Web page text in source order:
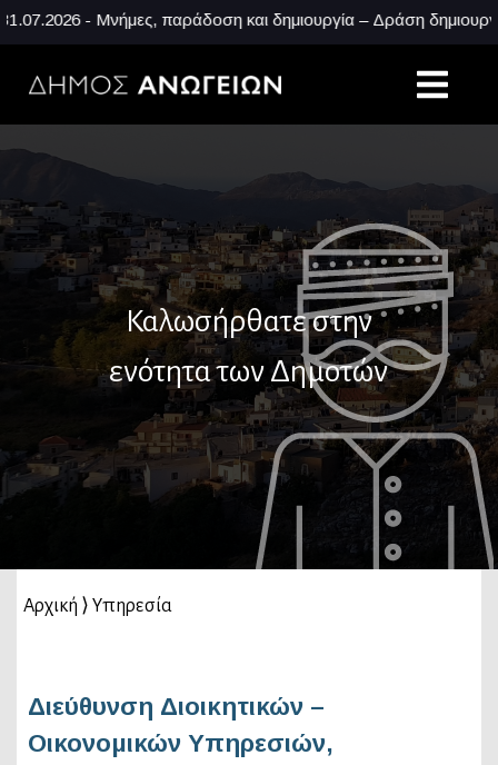
- Μνήμες, παράδοση και δημιουργία – Δράση
Καλωσήρθατε στην
ενότητα των Δημοτών
Αρχική ⟩Υπηρεσία
Διεύθυνση Διοικητικών –
Οικονομικών Υπηρεσιών,